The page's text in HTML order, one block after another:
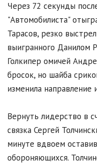
Через 72 секунды
"Автомобилиста"
Тарасов, резко
выигранного Данилом
Голкипер омичей
бросок, но шайба
изменила направление
Вернуть лидерство в
связка Сергей
минуте вдвоем
обороняющихся.